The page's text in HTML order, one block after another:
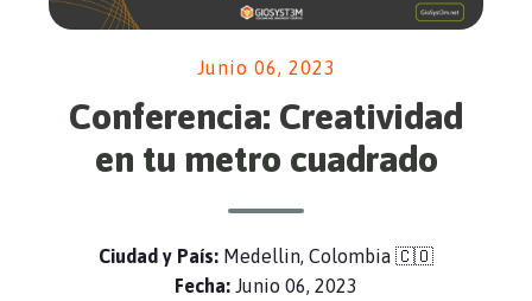
Junio 06, 2023
Conferencia: Creatividad
en tu metro cuadrado
Ciudad y País: Medellin, Colombia 🇨🇴
Fecha: Junio 06, 2023